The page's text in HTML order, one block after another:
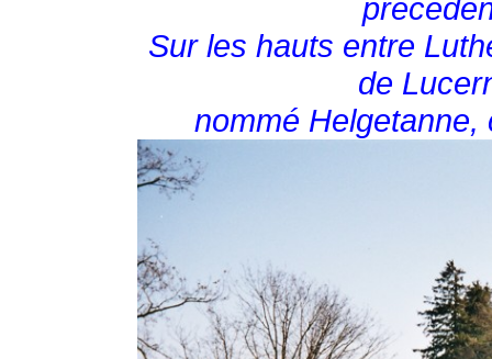
Sur les hauts entre
de
nommé